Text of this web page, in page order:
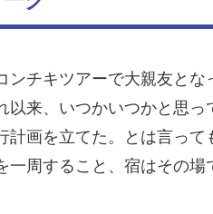
ンチキツアーで大親友と
以来、いつかいつかと思
計画を立てた。とは言っ
一周すること、宿はその